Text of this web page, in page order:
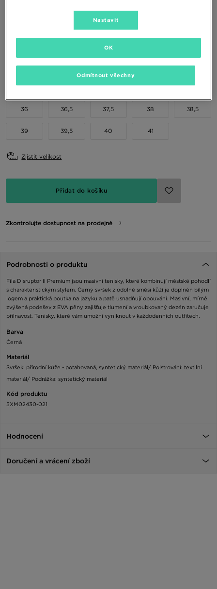
(Původní cena)
Vyberte velikost
36 36,5 37,5 38 38,5
39 39,5 40 41
Zjistit velikost
Přidat do košíku
Zkontrolujte dostupnost na prodejně
Podrobnosti o produktu
Fila Disruptor II Premium jsou masivní tenisky, které kombinují městské pohodlí
s charakteristickým stylem. Černý svršek z odolné směsi kůží je doplněn bílým
logem a praktická poutka na jazyku a patě usnadňují obouvání. Masivní, mírně
zvýšená podešev z EVA pěny zajišťuje tlumení a vroubkovaný dezén zaručuje
přilnavost. Tenisky, které vám umožní vyniknout v každodenních outfitech.
Barva
Černá
Materiál
Svršek: přírodní kůže - potahovaná, syntetický materiál/ Polstrování: textilní
materiál/ Podrážka: syntetický materiál
Kód produktu
5XM02430-021
Hodnocení
Doručení a vrácení zboží
Nastavit
Odmítnout všechny
OK